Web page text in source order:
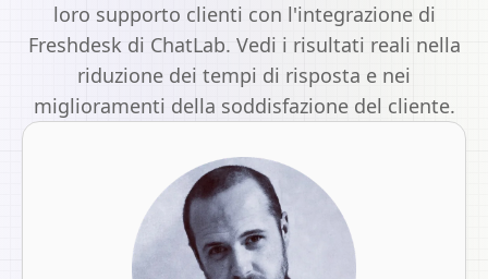
loro supporto clienti con l'integrazione di
Freshdesk di ChatLab. Vedi i risultati reali nella
riduzione dei tempi di risposta e nei
miglioramenti della soddisfazione del cliente.